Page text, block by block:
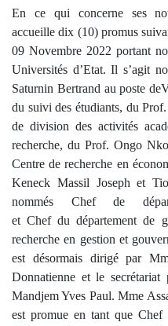
En ce qui concerne ses
accueille dix (10) promus
09 Novembre 2022 portant
Universités d’Etat. Il s’agit
Saturnin Bertrand au poste
du suivi des étudiants, du
de division des activités
recherche, du Prof. Ongo
Centre de recherche en
Keneck Massil Joseph et
nommés Chef de
et Chef du département de
recherche en gestion et
est désormais dirigé par
Donnatienne et le
Mandjem Yves Paul. Mme
est promue en tant que